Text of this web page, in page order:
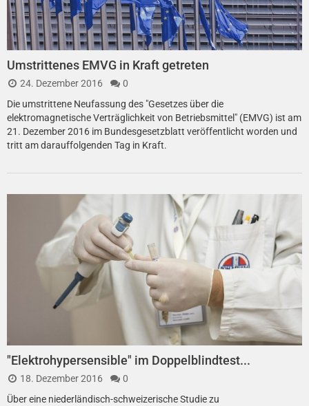
Umstrittenes EMVG in Kraft getreten
24. Dezember 2016
0
Die umstrittene Neufassung des "Gesetzes über die
elektromagnetische Verträglichkeit von Betriebsmittel" (EMVG) ist am
21. Dezember 2016 im Bundesgesetzblatt veröffentlicht worden und
tritt am darauffolgenden Tag in Kraft.
"Elektrohypersensible" im Doppelblindtest...
18. Dezember 2016
0
Über eine niederländisch-schweizerische Studie zu